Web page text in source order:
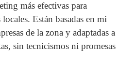
más efectivas para
Están basadas en mi
de la zona y adaptadas a
sin tecnicismos ni promesas